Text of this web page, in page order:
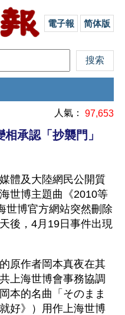
電子報 简体版
人氣： 97,653
承認「抄襲門」
體及大陸網民公開質
世博主題曲《2010等
世博官方網站突然刪除
後，4月19日事件出現
原作者岡本真夜在其
上海世博會事務協調
本的名曲「そのまま
好》）用作上海世博